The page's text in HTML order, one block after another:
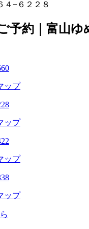
４−６２２８
予約｜富山ゆ